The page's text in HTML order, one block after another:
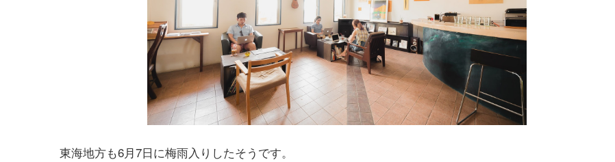
東海地方も6月7日に梅雨入りしたそうです。